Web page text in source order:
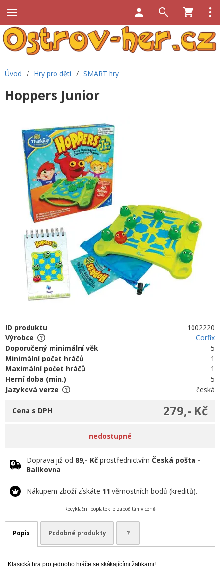
Úvod / Hry pro děti / SMART hry
Hoppers Junior
ID produktu
1002220
Výrobce
Corfix
Doporučený minimální věk
5
Minimální počet hráčů
1
Maximální počet hráčů
1
Herní doba (min.)
5
Jazyková verze
česká
279,- Kč
Cena s DPH
nedostupné
Doprava již od 89,- Kč prostřednictvím Česká pošta -
Balíkovna
Nákupem zboží získáte 11 věrnostních bodů (kreditů).
Recyklační poplatek je započítán v ceně
Popis Podobné produkty ?
Klasická hra pro jednoho hráče se skákajícími žabkami!